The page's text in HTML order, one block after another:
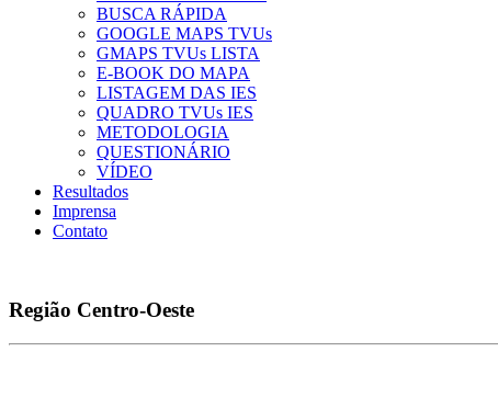
BUSCA RÁPIDA
GOOGLE MAPS TVUs
GMAPS TVUs LISTA
E-BOOK DO MAPA
LISTAGEM DAS IES
QUADRO TVUs IES
METODOLOGIA
QUESTIONÁRIO
VÍDEO
Resultados
Imprensa
Contato
Região Centro-Oeste